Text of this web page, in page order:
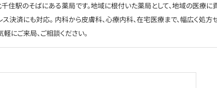
住駅のそばにある薬局です。地域に根付いた薬局として、地域の医療に
ス決済にも対応。 内科から皮膚科、心療内科、在宅医療まで、幅広く処方
軽にご来局、ご相談ください。